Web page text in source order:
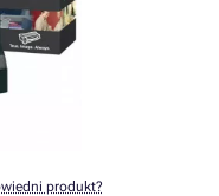
produkt?